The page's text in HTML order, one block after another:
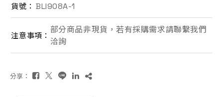
貨號： BLI908A-1
注意事項：
部分商品非現貨，若有採購需求請聯繫我們
洽詢
分享：